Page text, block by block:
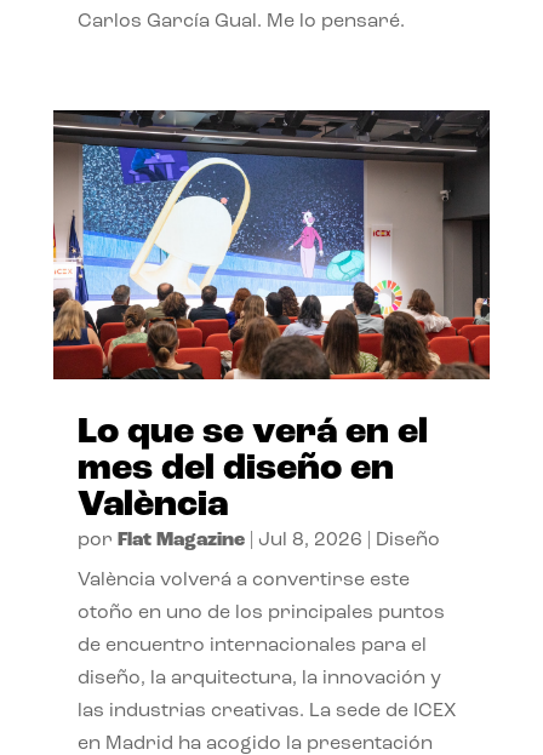
Carlos García Gual. Me lo pensaré.
Lo que se verá en el
mes del diseño en
València
por Flat Magazine| Jul 8, 2026 Diseño
València volverá a convertirse este
otoño en uno de los principales puntos
de encuentro internacionales para el
diseño, la arquitectura, la innovación y
las industrias creativas. La sede de ICEX
en Madrid ha acogido la presentación